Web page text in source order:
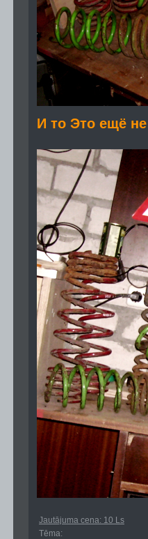
И то Это ещё
Jautājuma cena: 10 Ls
Tēma: